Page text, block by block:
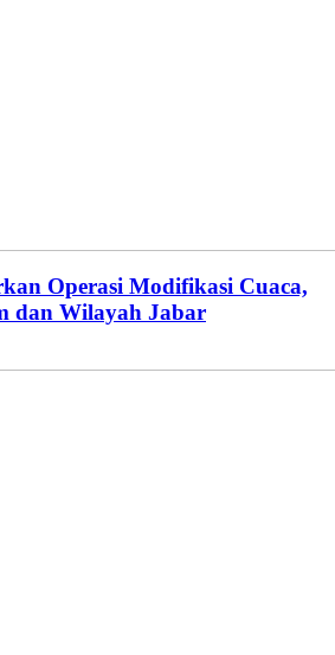
Operasi Modifikasi Cuaca,
dan Wilayah Jabar